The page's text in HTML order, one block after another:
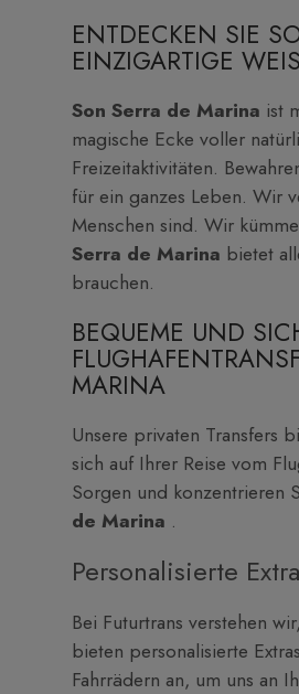
ENTDECKEN SIE
EINZIGARTIGE
Son Serra de Marina ist
magische Ecke voller
Freizeitaktivitäten.
für ein ganzes Leben. Wir
Menschen sind. Wir
Serra de Marina bietet
brauchen.
BEQUEME UND
MARINA
Unsere privaten Transfers
sich auf Ihrer Reise vom
Sorgen und konzentrieren
de Marina .
Personalisierte
Bei Futurtrans verstehen
bieten personalisierte
Fahrrädern an, um uns an